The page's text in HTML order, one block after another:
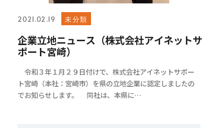
2021.02.19 未分類
企業立地ニュース（株式会社アイネットサ
ポート宮崎）
令和３年１月２９日付けで、株式会社アイネットサポー
ト宮崎（本社：宮崎市）を県の立地企業に認定しましたの
でお知らせします。 同社は、本県に…